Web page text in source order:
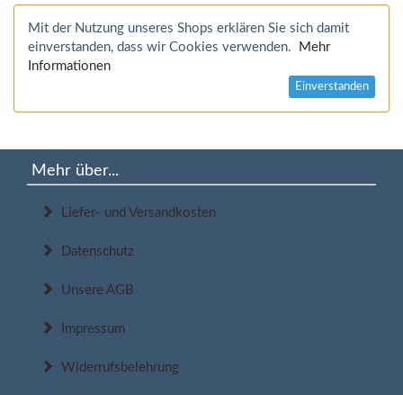
Mit der Nutzung unseres Shops erklären Sie sich damit
einverstanden, dass wir Cookies verwenden.
Mehr
Informationen
Einverstanden
Mehr über...
Liefer- und Versandkosten
Datenschutz
Unsere AGB
Impressum
Widerrufsbelehrung